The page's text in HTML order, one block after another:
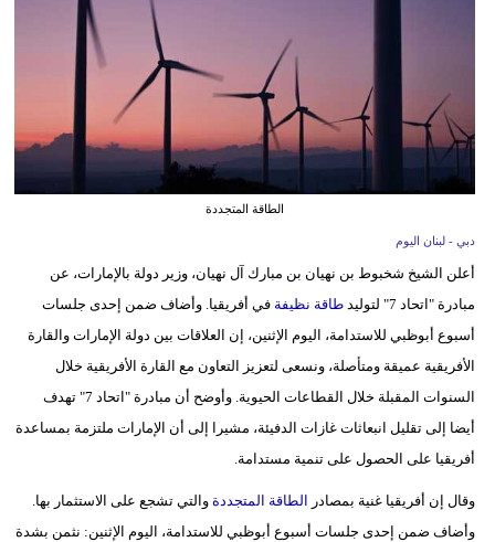
إعلام
أزياء
إسلامية
وتكنولوجيا
مدوَّنات
الطاقة المتجددة
دبي - لبنان اليوم
أعلن الشيخ شخبوط بن نهيان بن مبارك آل نهيان، وزير دولة بالإمارات، عن
مبادرة "اتحاد 7" لتوليد
طاقة نظيفةفي أفريقيا. وأضاف ضمن إحدى جلسات
أسبوع أبوظبي للاستدامة، اليوم الإثنين، إن العلاقات بين دولة الإمارات والقارة
الأفريقية عميقة ومتأصلة، ونسعى لتعزيز التعاون مع القارة الأفريقية خلال
السنوات المقبلة خلال القطاعات الحيوية. وأوضح أن مبادرة "اتحاد 7" تهدف
أيضا إلى تقليل انبعاثات غازات الدفيئة، مشيرا إلى أن الإمارات ملتزمة بمساعدة
أفريقيا على الحصول على تنمية مستدامة.
وقال إن أفريقيا غنية بمصادر الطاقة المتجددةوالتي تشجع على الاستثمار بها.
وأضاف ضمن إحدى جلسات أسبوع أبوظبي للاستدامة، اليوم الإثنين: نثمن بشدة